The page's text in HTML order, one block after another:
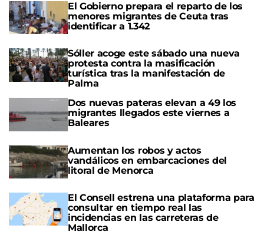
El Gobierno prepara el reparto de los
menores migrantes de Ceuta tras
identificar a 1.342
Sóller acoge este sábado una nueva
protesta contra la masificación
turística tras la manifestación de
Palma
Dos nuevas pateras elevan a 49 los
migrantes llegados este viernes a
Baleares
Aumentan los robos y actos
vandálicos en embarcaciones del
litoral de Menorca
El Consell estrena una plataforma para
consultar en tiempo real las
incidencias en las carreteras de
Mallorca